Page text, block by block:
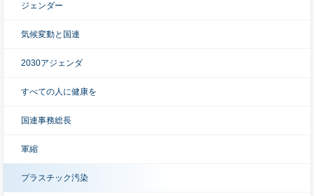
ジェンダー
気候変動と国連
2030アジェンダ
すべての人に健康を
国連事務総長
軍縮
プラスチック汚染